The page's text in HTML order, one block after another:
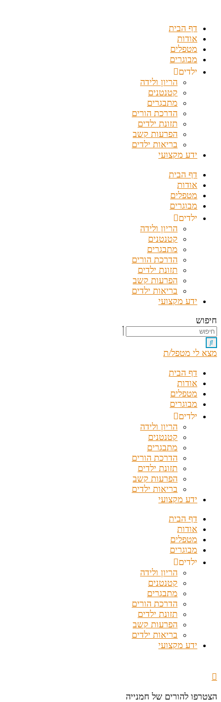
דף הבית
אודות
מטפלים
מבוגרים
ילדים
הריון ולידה
קטנטנים
מתבגרים
הדרכת הורים
תזונת ילדים
הפרעות קשב
בריאות ילדים
ידע מקצועי
דף הבית
אודות
מטפלים
מבוגרים
ילדים
הריון ולידה
קטנטנים
מתבגרים
הדרכת הורים
תזונת ילדים
הפרעות קשב
בריאות ילדים
ידע מקצועי
חיפוש
מצא לי מטפל/ת
דף הבית
אודות
מטפלים
מבוגרים
ילדים
הריון ולידה
קטנטנים
מתבגרים
הדרכת הורים
תזונת ילדים
הפרעות קשב
בריאות ילדים
ידע מקצועי
דף הבית
אודות
מטפלים
מבוגרים
ילדים
הריון ולידה
קטנטנים
מתבגרים
הדרכת הורים
תזונת ילדים
הפרעות קשב
בריאות ילדים
ידע מקצועי
הצטרפו להורים של חמנייה